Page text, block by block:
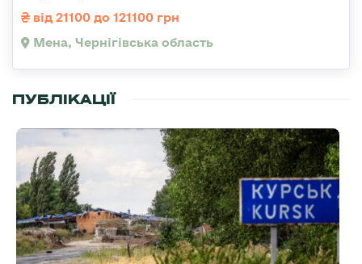
від 21100 до 121100 грн
Мена, Чернігівська область
ПУБЛІКАЦІЇ